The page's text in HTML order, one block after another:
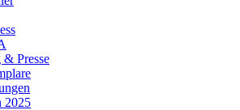
Presse
2025